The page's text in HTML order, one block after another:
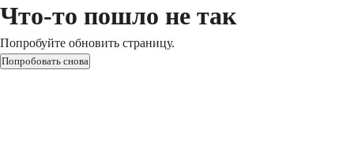
Что-то пошло не так
Попробуйте обновить страницу.
Попробовать снова